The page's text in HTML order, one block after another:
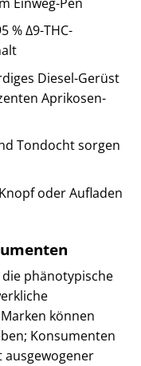
% Δ9-THC-
Diesel-Gerüst
Aprikosen-
Tondocht sorgen
oder Aufladen
phänotypische
können
Konsumenten
ausgewogener